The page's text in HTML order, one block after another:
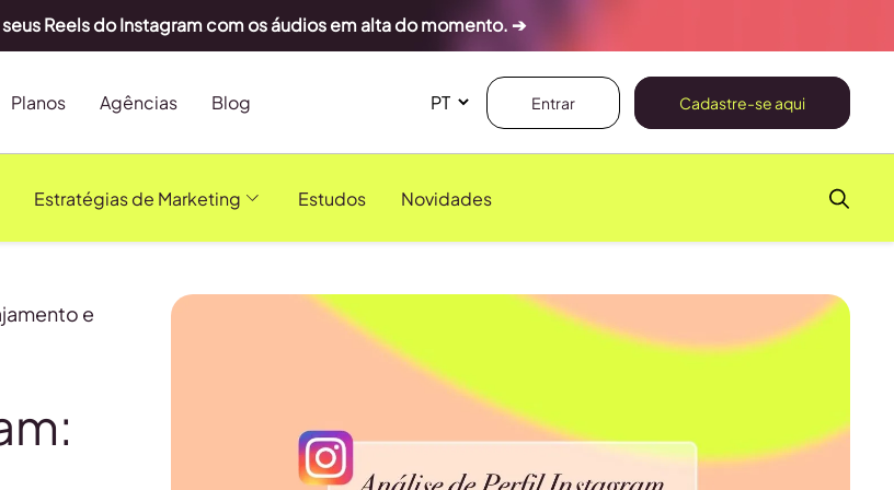
Reels do Instagram com os áudios em alta do momento. ➔
Planos Agências Blog Entrar Cadastre-se aqui
Estratégias de Marketing Estudos Novidades
e